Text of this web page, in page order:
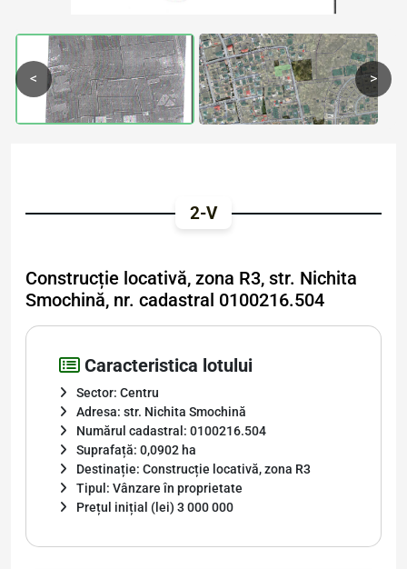
< >
2-V
Construcție locativă, zona R3, str. Nichita
Smochină, nr. cadastral 0100216.504
Caracteristica lotului
Sector: Centru
Adresa: str. Nichita Smochină
Numărul cadastral: 0100216.504
Suprafață: 0,0902 ha
Destinație: Construcție locativă, zona R3
Tipul: Vânzare în proprietate
Prețul inițial (lei) 3 000 000